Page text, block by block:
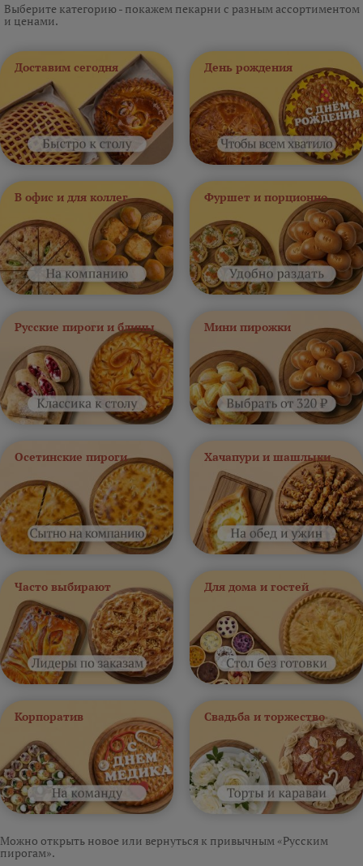
Выберите категорию - покажем пекарни с разным ассортиментом
и ценами.
Доставим сегодня День рождения
В офис и для коллег Фуршет и порционно
Русские пироги и блины Мини пирожки
Осетинские пироги Хачапури и шашлыки
Часто выбирают Для дома и гостей
Корпоратив Свадьба и торжество
Можно открыть новое или вернуться к привычным «Русским
пирогам».